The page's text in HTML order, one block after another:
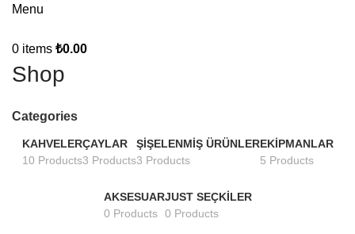
Menu
0 items ₺0.00
Shop
Categories
KAHVELER
10 Products
ÇAYLAR
3 Products
ŞIŞELENMIŞ ÜRÜNLER
3 Products
EKIPMANLAR
5 Products
AKSESUAR
0 Products
JUST SEÇKILER
0 Products